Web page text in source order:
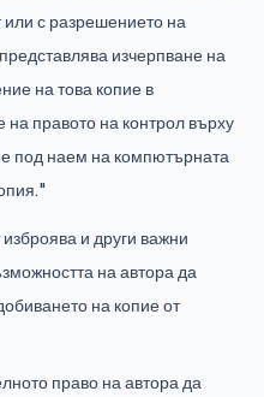
с разрешението на
изчерпване на
на това копие в
правото на контрол върху
под наем на компютърната
и други важни
на автора да
на копие от
право на автора да